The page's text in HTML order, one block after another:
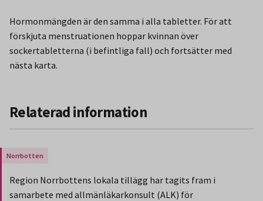
Hormonmängden är den samma i alla tabletter. För att
förskjuta menstruationen hoppar kvinnan över
sockertabletterna (i befintliga fall) och fortsätter med
nästa karta.
Relaterad information
Gäller endast för Region Norrbotten.
Region Norrbottens lokala tillägg har tagits fram i
samarbete med allmänläkarkonsult (ALK) för